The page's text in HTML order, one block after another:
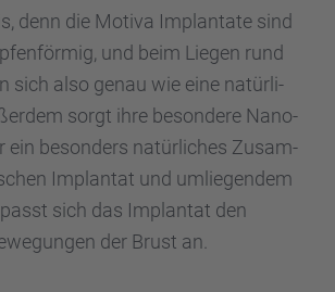
denn die Motiva Implan­tate sind
und beim Liegen rund
sich also genau wie eine natür­li­
sorgt ihre beson­dere Nano-
ein beson­ders natür­li­ches Zusam­
Implan­tat und umlie­gen­dem
sich das Implan­tat den
der Brust an.